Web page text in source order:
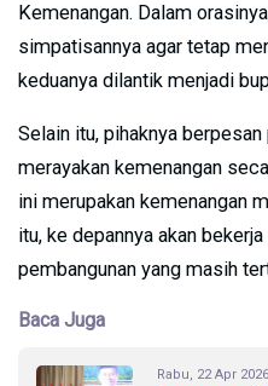
Kemenangan. Dalam
simpatisannya agar tetap
keduanya dilantik menjadi
Selain itu, pihaknya
merayakan kemenangan
ini merupakan kemenangan
itu, ke depannya akan
pembangunan yang masih
Baca Juga
Rabu, 22 Apr